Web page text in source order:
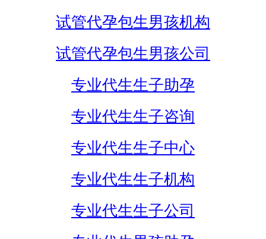
试管代孕包生男孩机构
试管代孕包生男孩公司
专业代生生子助孕
专业代生生子咨询
专业代生生子中心
专业代生生子机构
专业代生生子公司